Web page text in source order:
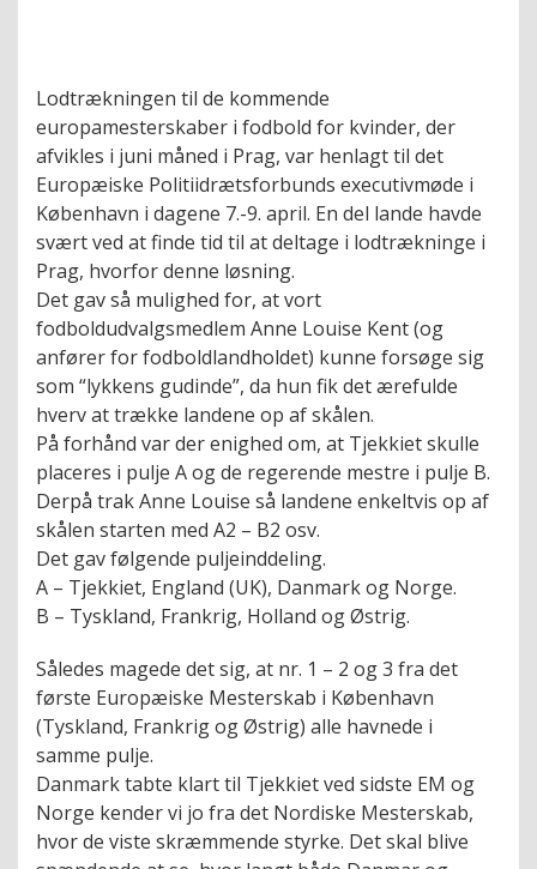
Lodtrækningen til de kommende
europamesterskaber i fodbold for kvinder, der
afvikles i juni måned i Prag, var henlagt til det
Europæiske Politiidrætsforbunds executivmøde i
København i dagene 7.-9. april. En del lande havde
svært ved at finde tid til at deltage i lodtrækninge i
Prag, hvorfor denne løsning.
Det gav så mulighed for, at vort
fodboldudvalgsmedlem Anne Louise Kent (og
anfører for fodboldlandholdet) kunne forsøge sig
som “lykkens gudinde”, da hun fik det ærefulde
hverv at trække landene op af skålen.
På forhånd var der enighed om, at Tjekkiet skulle
placeres i pulje A og de regerende mestre i pulje B.
Derpå trak Anne Louise så landene enkeltvis op af
skålen starten med A2 – B2 osv.
Det gav følgende puljeinddeling.
A – Tjekkiet, England (UK), Danmark og Norge.
B – Tyskland, Frankrig, Holland og Østrig.
Således magede det sig, at nr. 1 – 2 og 3 fra det
første Europæiske Mesterskab i København
(Tyskland, Frankrig og Østrig) alle havnede i
samme pulje.
Danmark tabte klart til Tjekkiet ved sidste EM og
Norge kender vi jo fra det Nordiske Mesterskab,
hvor de viste skræmmende styrke. Det skal blive